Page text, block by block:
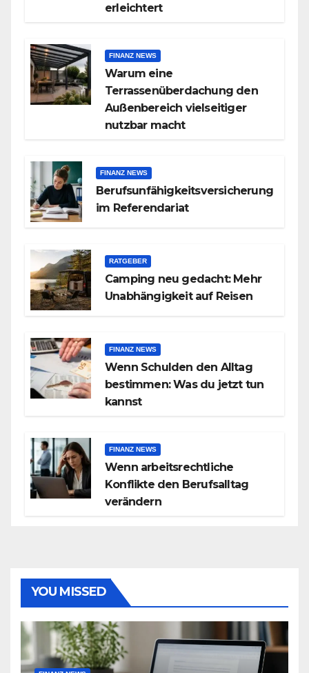
erleichtert
FINANZ NEWS
Warum eine
Terrassenüberdachung den
Außenbereich vielseitiger
nutzbar macht
FINANZ NEWS
Berufsunfähigkeitsversicherung
im Referendariat
RATGEBER
Camping neu gedacht: Mehr
Unabhängigkeit auf Reisen
FINANZ NEWS
Wenn Schulden den Alltag
bestimmen: Was du jetzt tun
kannst
FINANZ NEWS
Wenn arbeitsrechtliche
Konflikte den Berufsalltag
verändern
YOU MISSED